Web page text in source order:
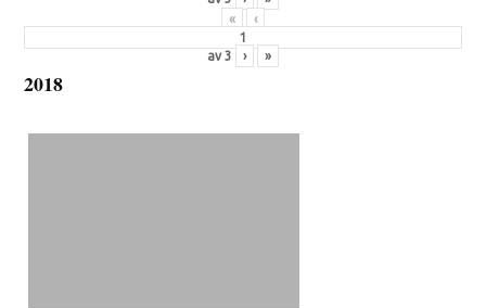
«
‹
av3 › »
2018